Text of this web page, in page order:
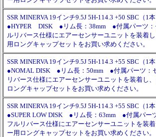
SSR MINERVA 19インチ9.5J 5H-114.3 +50 SBC（1
●HYPER DISK ●リム長：38mm ●付属パーツ
ルリバース仕様にエアーセンサーユニットを装着
用ロングキャップセットをお買い求めください。
SSR MINERVA 19インチ9.5J 5H-114.3 +55 SBC（1
●NOMAL DISK ●リム長：50mm ●付属パーツ
リバース仕様にエアーセンサーユニットを装着し
ロングキャップセットをお買い求めください。
SSR MINERVA 19インチ9.5J 5H-114.3 +55 SBC（1
●SUPER LOW DISK ●リム長：63mm ●付属パ
フルリバース仕様にエアーセンサーユニットを装
ー用ロングキャップセットをお買い求めください。